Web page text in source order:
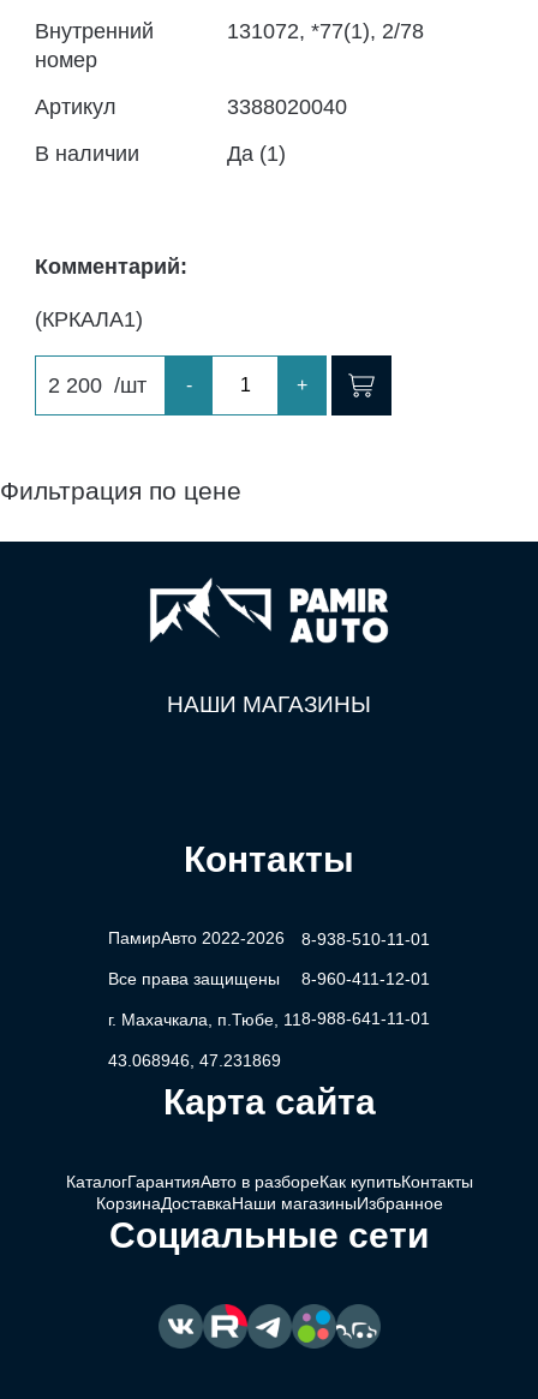
Внутренний
номер
131072, *77(1), 2/78
Артикул
3388020040
В наличии
Да (1)
Комментарий:
(КРКАЛА1)
2 200 /шт - +
Фильтрация по цене
НАШИ МАГАЗИНЫ
Контакты
ПамирАвто 2022-2026
Все права защищены
г. Махачкала, п.Тюбе, 11
43.068946, 47.231869
8-938-510-11-01
8-960-411-12-01
8-988-641-11-01
Карта сайта
КаталогГарантияАвто в разбореКак купитьКонтакты
КорзинаДоставкаНаши магазиныИзбранное
Социальные сети